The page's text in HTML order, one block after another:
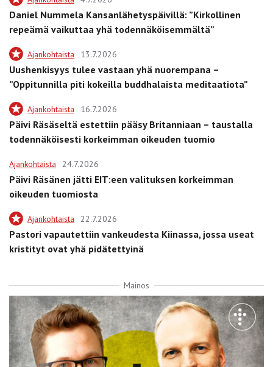
Daniel Nummela Kansanlähetyspäivillä: ”Kirkollinen
repeämä vaikuttaa yhä todennäköisemmältä”
Ajankohtaista 13.7.2026
Uushenkisyys tulee vastaan yhä nuorempana –
”Oppitunnilla piti kokeilla buddhalaista meditaatiota”
Ajankohtaista 16.7.2026
Päivi Räsäseltä estettiin pääsy Britanniaan – taustalla
todennäköisesti korkeimman oikeuden tuomio
Ajankohtaista 24.7.2026
Päivi Räsänen jätti EIT:een valituksen korkeimman
oikeuden tuomiosta
Ajankohtaista 22.7.2026
Pastori vapautettiin vankeudesta Kiinassa, jossa useat
kristityt ovat yhä pidätettyinä
Mainos